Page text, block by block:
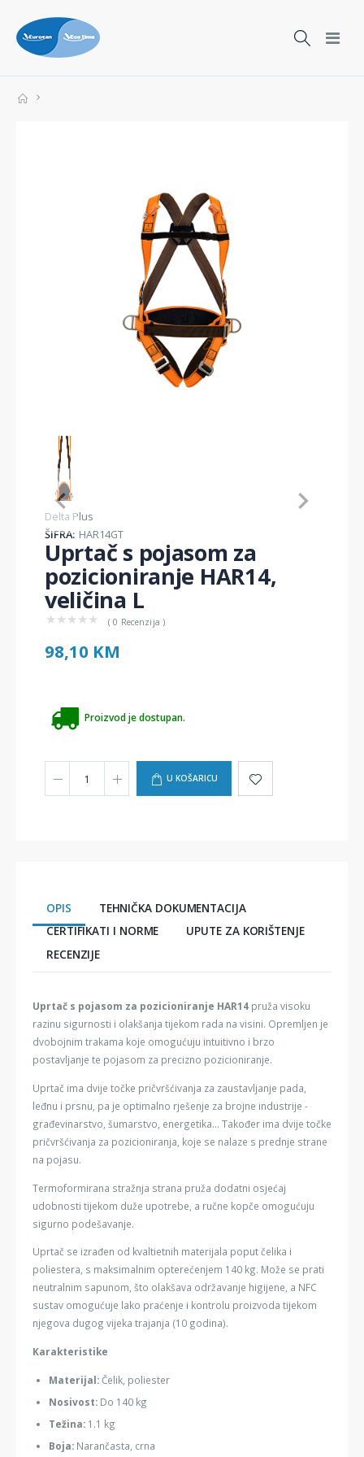
Item
1
of
1
Delta Plus
ŠIFRA: HAR14GT
Uprtač s pojasom za
pozicioniranje HAR14,
veličina L
★ ★ ★ ★ ★ ( 0 Recenzija )
98,10 KM
Proizvod je dostupan.
U KOŠARICU
OPIS
TEHNIČKA DOKUMENTACIJA
CERTIFIKATI I NORME
UPUTE ZA KORIŠTENJE
RECENZIJE
Uprtač s pojasom za pozicioniranje HAR14 pruža visoku
razinu sigurnosti i olakšanja tijekom rada na visini. Opremljen je
dvobojnim trakama koje omogućuju intuitivno i brzo
postavljanje te pojasom za precizno pozicioniranje.
Uprtač ima dvije točke pričvršćivanja za zaustavljanje pada,
leđnu i prsnu, pa je optimalno rješenje za brojne industrije -
građevinarstvo, šumarstvo, energetika... Također ima dvije točke
pričvršćivanja za pozicioniranja, koje se nalaze s prednje strane
na pojasu.
Termoformirana stražnja strana pruža dodatni osjećaj
udobnosti tijekom duže upotrebe, a ručne kopče omogućuju
sigurno podešavanje.
Uprtač se izrađen od kvaltietnih materijala poput čelika i
poliestera, s maksimalnim opterećenjem 140 kg. Može se prati
neutralnim sapunom, što olakšava održavanje higijene, a NFC
sustav omogućuje lako praćenje i kontrolu proizvoda tijekom
njegova dugog vijeka trajanja (10 godina).
Karakteristike
Materijal:Čelik, poliester
Nosivost: Do 140 kg
Težina: 1.1 kg
Boja: Narančasta, crna